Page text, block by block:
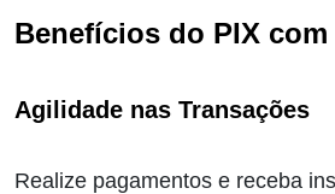
Benefícios do PIX com
Agilidade nas Transações
Realize pagamentos e receba